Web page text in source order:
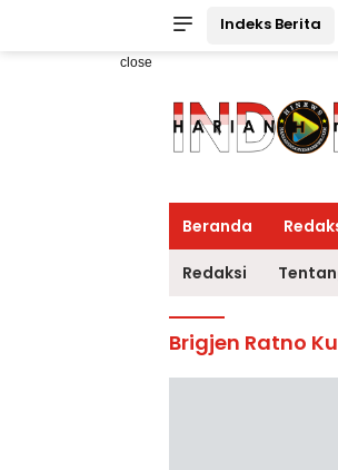
Indeks Berita
close
Beranda
Redaksi
Brigjen Ratno